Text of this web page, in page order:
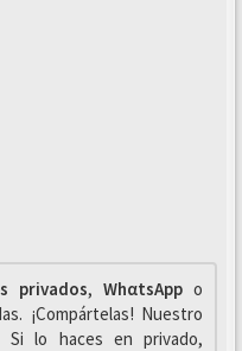
privados, WhαtsAppo
¡Compártelas! Nuestro
Si lo haces en privado,